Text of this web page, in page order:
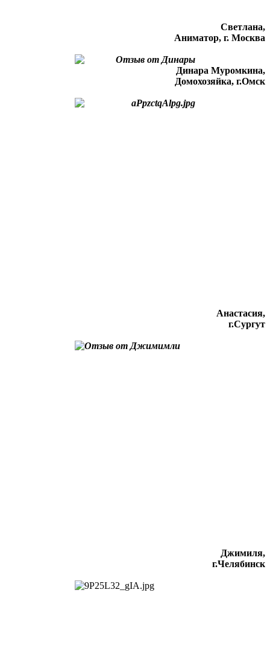
Светлана,
Аниматор, г. Москва
Динара Муромкина,
Домохозяйка, г.Омск
Анастасия,
г.Сургут
Джимиля,
г.Челябинск